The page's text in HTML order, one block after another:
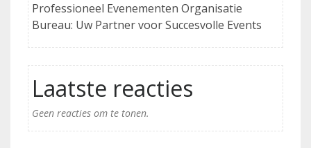
Professioneel Evenementen Organisatie
Bureau: Uw Partner voor Succesvolle Events
Laatste reacties
Geen reacties om te tonen.